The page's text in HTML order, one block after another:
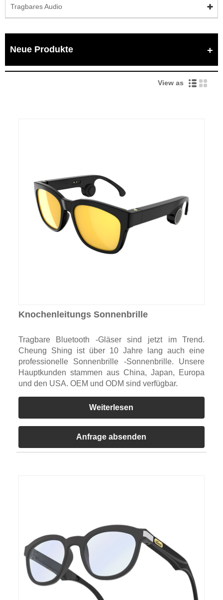
Tragbares Audio
Neue Produkte
View as
Knochenleitungs Sonnenbrille
Tragbare Bluetooth -Gläser sind jetzt im Trend.
Cheung Shing ist über 10 Jahre lang auch eine
professionelle Sonnenbrille -Sonnenbrille. Unsere
Hauptkunden stammen aus China, Japan, Europa
und den USA. OEM und ODM sind verfügbar.
Weiterlesen
Anfrage absenden